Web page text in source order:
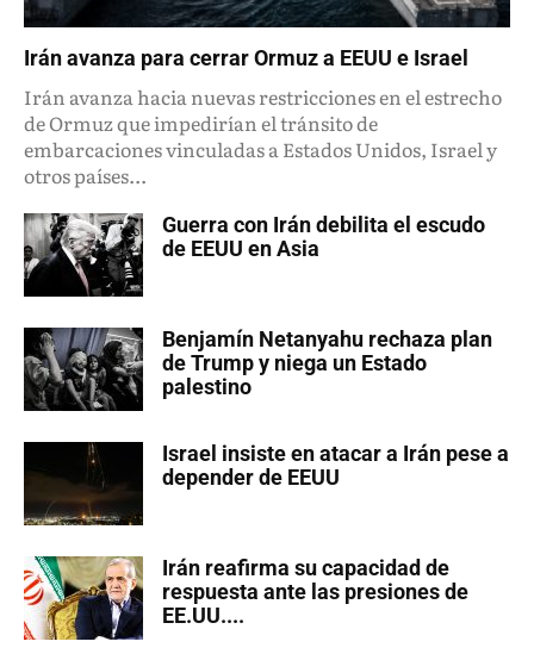
Irán avanza para cerrar Ormuz a EEUU e Israel
Irán avanza hacia nuevas restricciones en el estrecho
de Ormuz que impedirían el tránsito de
embarcaciones vinculadas a Estados Unidos, Israel y
otros países...
Guerra con Irán debilita el escudo
de EEUU en Asia
Benjamín Netanyahu rechaza plan
de Trump y niega un Estado
palestino
Israel insiste en atacar a Irán pese a
depender de EEUU
Irán reafirma su capacidad de
respuesta ante las presiones de
EE.UU....